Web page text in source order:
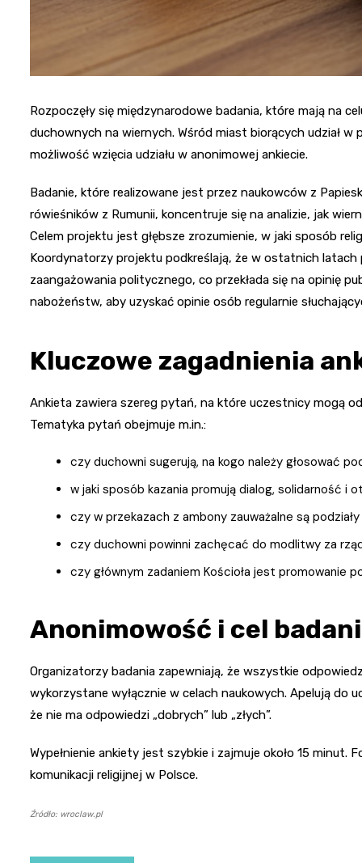
Rozpoczęły się międzynarodowe badania, które mają na
duchownych na wiernych. Wśród miast biorących udział w
możliwość wzięcia udziału w anonimowej ankiecie.
Badanie, które realizowane jest przez naukowców z
rówieśników z Rumunii, koncentruje się na analizie, jak
Celem projektu jest głębsze zrozumienie, w jaki sposób
Koordynatorzy projektu podkreślają, że w ostatnich
zaangażowania politycznego, co przekłada się na opinię
nabożeństw, aby uzyskać opinie osób regularnie
Kluczowe zagadnienia
Ankieta zawiera szereg pytań, na które uczestnicy mogą
Tematyka pytań obejmuje m.in.:
czy duchowni sugerują, na kogo należy głosować
w jaki sposób kazania promują dialog, solidarność i
czy w przekazach z ambony zauważalne są podziały
czy duchowni powinni zachęcać do modlitwy za
czy głównym zadaniem Kościoła jest promowanie
Anonimowość i cel
Organizatorzy badania zapewniają, że wszystkie
wykorzystane wyłącznie w celach naukowych. Apelują do
że nie ma odpowiedzi „dobrych” lub „złych”.
Wypełnienie ankiety jest szybkie i zajmuje około 15 minut.
komunikacji religijnej w Polsce.
Źródło: wroclaw.pl